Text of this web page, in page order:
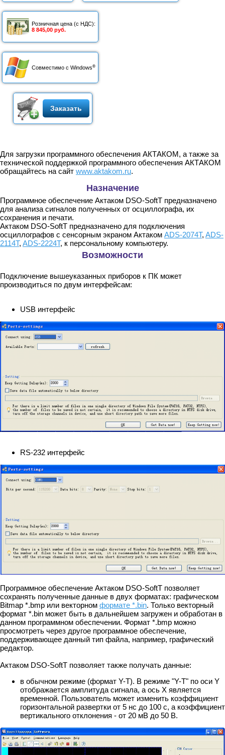
Розничная цена (с НДС):
8 845,00 руб.
Совместимо с Windows®
Заказать
Для загрузки программного обеспечения АКТАКОМ, а также за
технической поддержкой программного обеспечения АКТАКОМ
обращайтесь на сайт www.aktakom.ru.
Назначение
Программное обеспечение Актаком DSO-SoftT предназначено
для анализа сигналов полученных от осциллографа, их
сохранения и печати.
Актаком DSO-SoftT предназначено для подключения
осциллографов с сенсорным экраном Актаком ADS-2074T, ADS-
2114T, ADS-2224T, к персональному компьютеру.
Возможности
Подключение вышеуказанных приборов к ПК может
производиться по двум интерфейсам:
USB интерфейс
RS-232 интерфейс
Программное обеспечение Актаком DSO-SoftT позволяет
сохранять полученные данные в двух форматах: графическом
Bitmap *.bmp или векторном формате *.bin. Только векторный
формат *.bin может быть в дальнейшем загружен и обработан в
данном программном обеспечении. Формат *.bmp можно
просмотреть через другое программное обеспечение,
поддерживающее данный тип файла, например, графический
редактор.
Актаком DSO-SoftT позволяет также получать данные:
в обычном режиме (формат Y-T). В режиме "Y-T" по оси Y
отображается амплитуда сигнала, а ось Х является
временной. Пользователь может изменить коэффициент
горизонтальной развертки от 5 нс до 100 с, а коэффициент
вертикального отклонения - от 20 мВ до 50 В.